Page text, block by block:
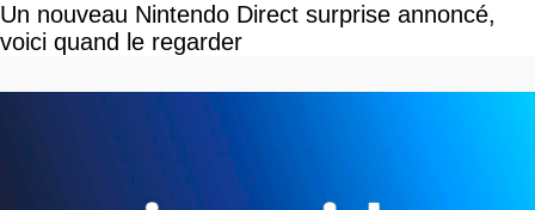
Un nouveau Nintendo Direct surprise annoncé,
voici quand le regarder